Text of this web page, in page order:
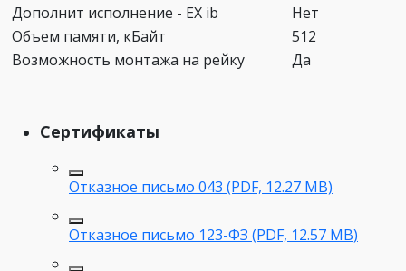
Дополнит исполнение - EX ib
Нет
Объем памяти, кБайт
512
Возможность монтажа на рейку
Да
Сертификаты
Отказное письмо 043 (PDF, 12.27 MB)
Отказное письмо 123-ФЗ (PDF, 12.57 MB)